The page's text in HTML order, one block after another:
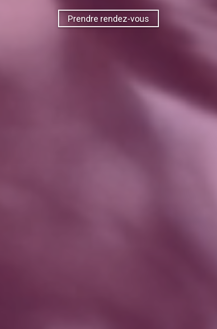
Prendre rendez-vous